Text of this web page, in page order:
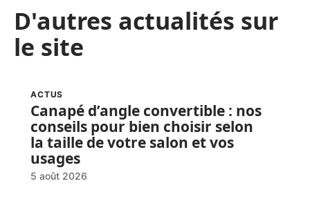
D'autres actualités sur
le site
ACTUS
Canapé d’angle convertible : nos
conseils pour bien choisir selon
la taille de votre salon et vos
usages
5 août 2026